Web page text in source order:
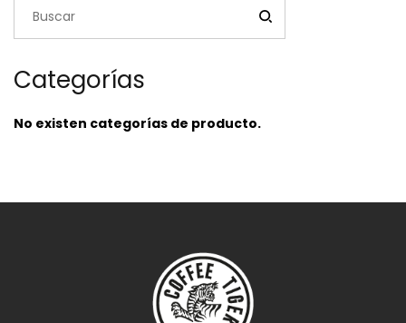
Categorías
No existen categorías de producto.